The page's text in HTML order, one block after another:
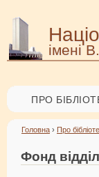
імені
ПРО
Головна › Про
Фонд